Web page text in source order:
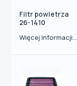
Filtr powietrza
26-1410
Więcej informacji...